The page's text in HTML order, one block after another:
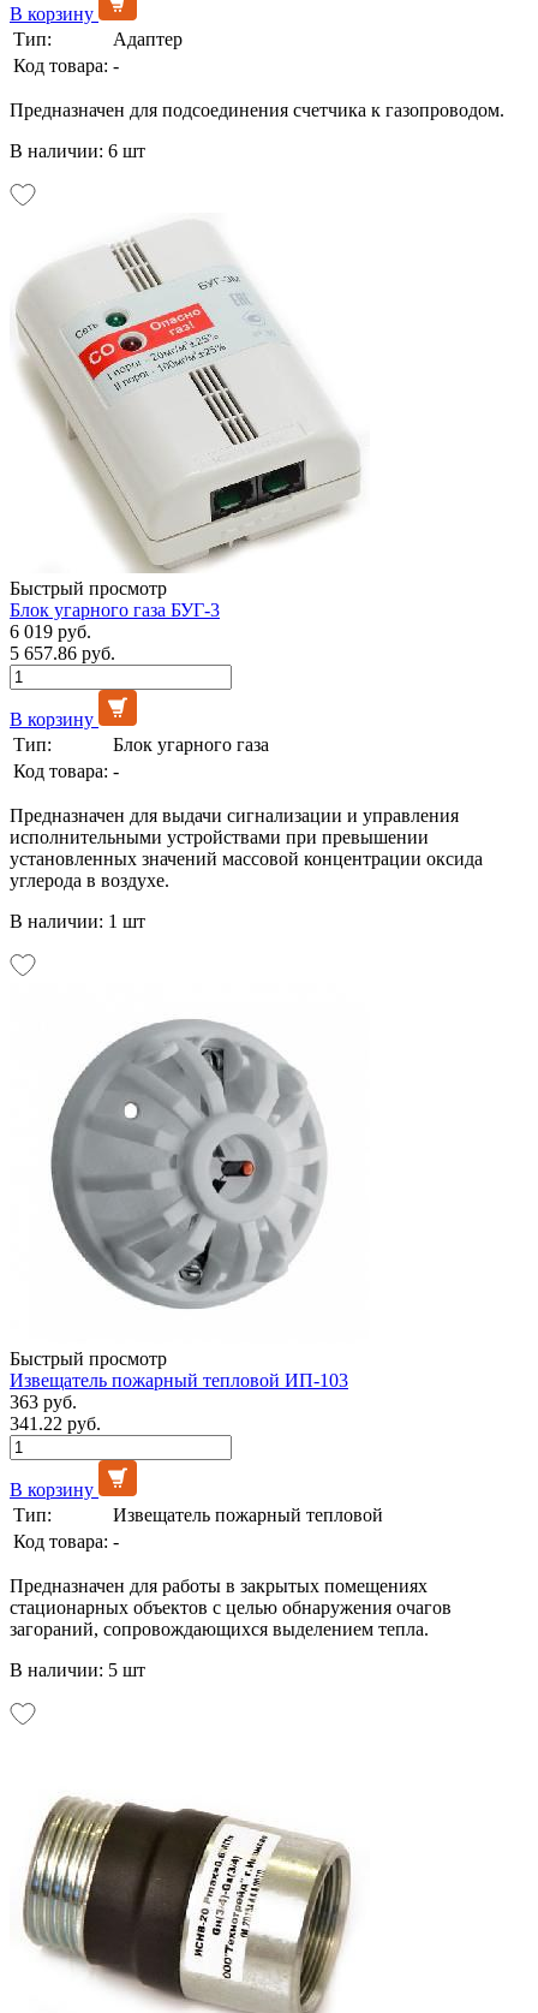
В корзину
Тип:
Адаптер
Код товара: -
Предназначен для подсоединения счетчика к газопроводом.
В наличии: 6 шт
Быстрый просмотр
Блок угарного газа БУГ-3
6 019 руб.
5 657.86 руб.
В корзину
Тип:
Блок угарного газа
Код товара: -
Предназначен для выдачи сигнализации и управления
исполнительными устройствами при превышении
установленных значений массовой концентрации оксида
углерода в воздухе.
В наличии: 1 шт
Быстрый просмотр
Извещатель пожарный тепловой ИП-103
363 руб.
341.22 руб.
В корзину
Тип:
Извещатель пожарный тепловой
Код товара: -
Предназначен для работы в закрытых помещениях
стационарных объектов с целью обнаружения очагов
загораний, сопровождающихся выделением тепла.
В наличии: 5 шт